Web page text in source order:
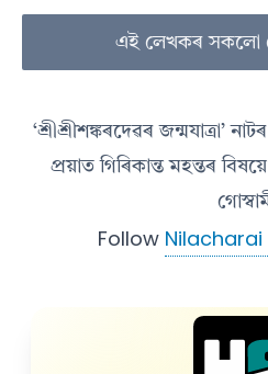
এই লেখকৰ সকলো
‘শ্ৰীশ্ৰীশঙ্কৰদেৱৰ জন্মযাত্ৰা’
প্ৰয়াত গিৰিকান্ত মহন্তৰ
Follow